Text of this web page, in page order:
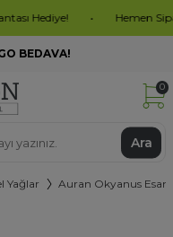
• Hemen Sipariş
BEDAVA!
Ara
0
Yağlar Auran Okyanus